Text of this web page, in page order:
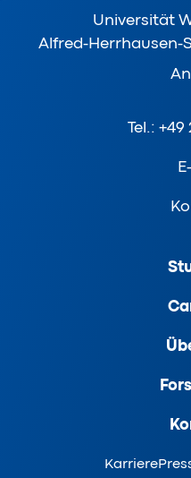
Universität
Alfred-Herrhausen-
Tel.:
Karriere